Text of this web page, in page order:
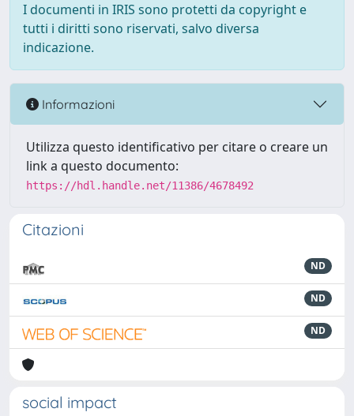
I documenti in IRIS sono protetti da copyright e
tutti i diritti sono riservati, salvo diversa
indicazione.
Informazioni
Utilizza questo identificativo per citare o creare un
link a questo documento:
https://hdl.handle.net/11386/4678492
Citazioni
ND
ND
ND
social impact